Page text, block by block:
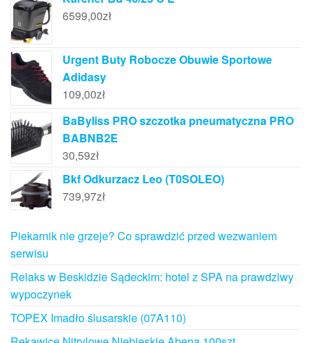
6599,00zł
Urgent Buty Robocze Obuwie Sportowe
Adidasy
109,00zł
BaByliss PRO szczotka pneumatyczna PRO
BABNB2E
30,59zł
Bkf Odkurzacz Leo (T0SOLEO)
739,97zł
Piekarnik nie grzeje? Co sprawdzić przed wezwaniem
serwisu
Relaks w Beskidzie Sądeckim: hotel z SPA na prawdziwy
wypoczynek
TOPEX Imadło ślusarskie (07A110)